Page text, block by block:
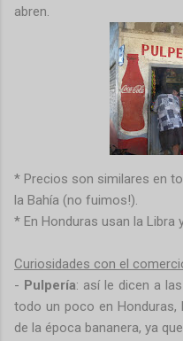
abren.
* Precios son similares en
la Bahía (no fuimos!).
* En Honduras usan la Libra
Curiosidades con el
- Pulpería: así le dicen a
todo un poco en Honduras,
de la época bananera, ya